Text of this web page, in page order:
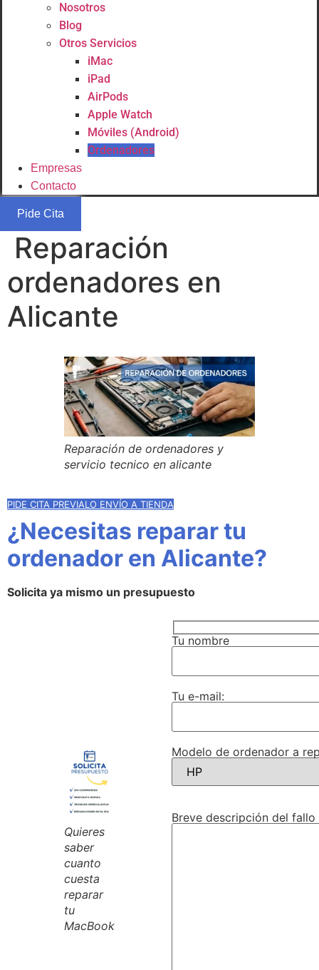
Nosotros
Blog
Otros Servicios
iMac
iPad
AirPods
Apple Watch
Móviles (Android)
Ordenadores
Empresas
Contacto
Pide Cita
Reparación
ordenadores en
Alicante
Reparación de ordenadores y
servicio tecnico en alicante
PIDE CITA PREVIALO ENVÍO A TIENDA
¿Necesitas reparar tu
ordenador en Alicante?
Solicita ya mismo un presupuesto
Quieres
saber
cuanto
cuesta
reparar
tu
MacBook
Tu nombre
Tu e-mail:
Modelo de ordenador a
Breve descripción del fallo